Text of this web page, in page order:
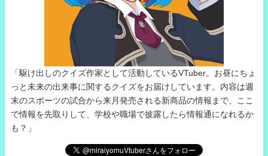
「駆け出しのクイズ作家として活動しているVTuber。お昼にちょ
っと未来の出来事に関するクイズをお届けしています。内容は週
末のスポーツの試合から来月発売される新商品の情報まで、ここ
で情報を先取りして、学校や職場で披露したら情報通になれるか
も？」